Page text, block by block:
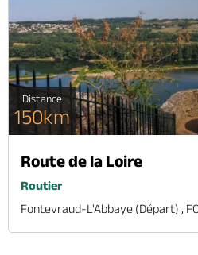
Distance
150km
Route de la Loire
Routier
Fontevraud-L'Abbaye (départ) ,